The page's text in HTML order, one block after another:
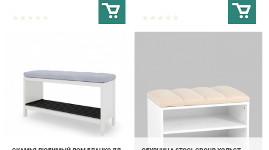
СКАМЬЯ ЛЮБИМЫЙ ДОМ БЛАНКО ЛД
137.080.000 БЕЛАЯ
7 890